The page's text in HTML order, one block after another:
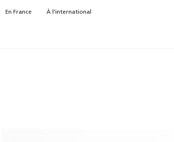
En France À l’international